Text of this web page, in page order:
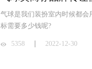
气球是我们装扮室内时候都
标需要多少钱呢?
5358 2022-12-30